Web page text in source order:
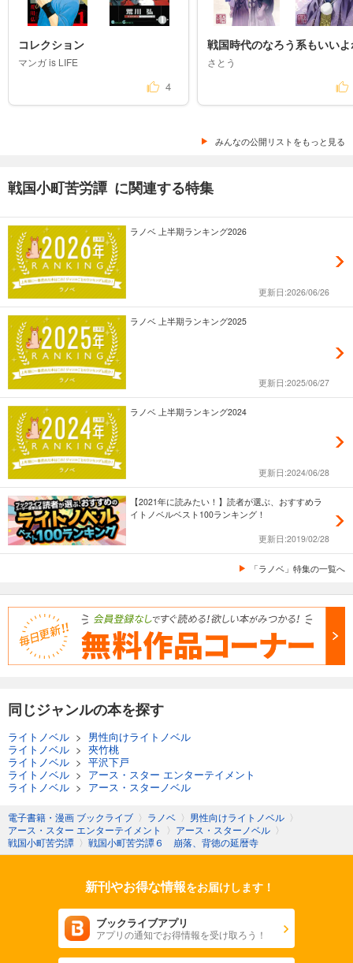
コレクション
マンガ is LIFE
4
戦国時代のなろう系もいい
さとう
みんなの公開リストをもっと見る
戦国小町苦労譚 に関連する特集
ラノベ 上半期ランキング2026
更新日:2026/06/26
ラノベ 上半期ランキング2025
更新日:2025/06/27
ラノベ 上半期ランキング2024
更新日:2024/06/28
【2021年に読みたい！】読者が選ぶ、おすすめラ
イトノベルベスト100ランキング！
更新日:2019/02/28
「ラノベ」特集の一覧へ
同じジャンルの本を探す
ライトノベル > 男性向けライトノベル
ライトノベル > 夾竹桃
ライトノベル > 平沢下戸
ライトノベル > アース・スター エンターテイメント
ライトノベル > アース・スターノベル
電子書籍・漫画 ブックライブ 〉 ラノベ 〉 男性向けライトノベル 〉
アース・スター エンターテイメント
〉 アース・スターノベル 〉
戦国小町苦労譚 〉 戦国小町苦労譚６ 崩落、背徳の延暦寺
新刊やお得な情報をお届けします！
ブックライブアプリ
アプリの通知でお得情報を受け取ろう！